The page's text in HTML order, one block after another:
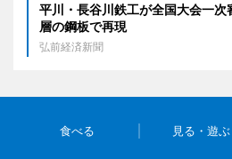
平川・長谷川鉄工が全国大会一
層の鋼板で再現
弘前経済新聞
食べる 見る・遊ぶ